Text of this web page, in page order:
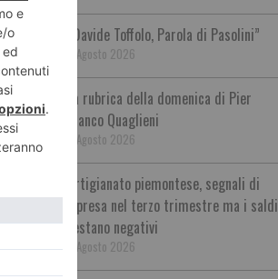
“Davide Toffolo, Parola di Pasolini”
9 Agosto 2026
La rubrica della domenica di Pier
Franco Quaglieni
9 Agosto 2026
Artigianato piemontese, segnali di
ripresa nel terzo trimestre ma i saldi
restano negativi
9 Agosto 2026